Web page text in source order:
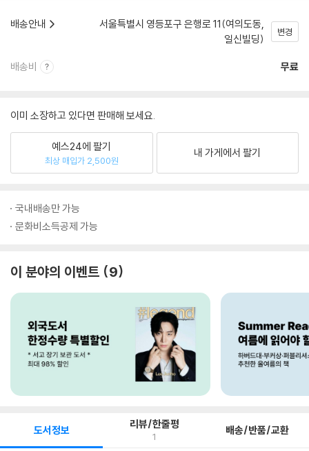
배송안내
서울특별시 영등포구 은행로 11(여의도동,
일신빌딩)
변경
배송비 무료
이미 소장하고 있다면 판매해 보세요.
예스24에 팔기
최상 매입가 2,500원
내 가게에서 팔기
국내배송만 가능
문화비소득공제 가능
이 분야의 이벤트 9
도서정보 리뷰/한줄평
1 배송/반품/교환